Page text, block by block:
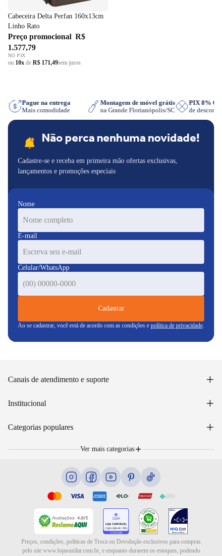
Cabeceira Delta Perfan 160x13cm
Linho Rato
Preço promocional R$
1.577,79
NO PIX
ou 10x de R$ 171,49sem juros
Pague na entrega
Mais comodidade
Montagem de móvel grátis
na Grande Florianópolis/SC
PIX 8%
de
Não perca nenhuma novidade!
Cadastre-se e receba em primeira mão ofertas exclusivas,
lançamentos e promoções especiais
Nome
E-mail
Celular/WhatsApp
Cadastrar
Ao se cadastrar, você está de acordo com as condições e política de privacidade.
Canais de atendimento e suporte +
Acompanhar pedido
Email: sac@lojasunilar.com.br
Institucional +
Política de entregas
Portal de Vagas
Categorias populares +
Ver mais categorias
Preços, condições, políticas de Troca ou Devolução exclusivos para compras
pelo site www.lojasunilar.com.br, e enquanto durarem os estoques, podendo